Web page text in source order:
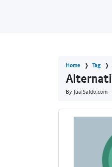
Home Tag
By JualSaldo.com